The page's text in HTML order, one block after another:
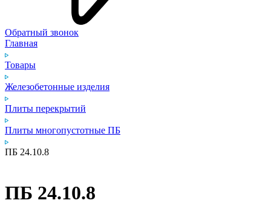
Обратный звонок
Главная
Товары
Железобетонные изделия
Плиты перекрытий
Плиты многопустотные ПБ
ПБ 24.10.8
ПБ 24.10.8